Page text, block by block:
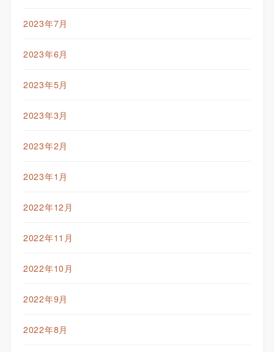
2023年7月
2023年6月
2023年5月
2023年3月
2023年2月
2023年1月
2022年12月
2022年11月
2022年10月
2022年9月
2022年8月